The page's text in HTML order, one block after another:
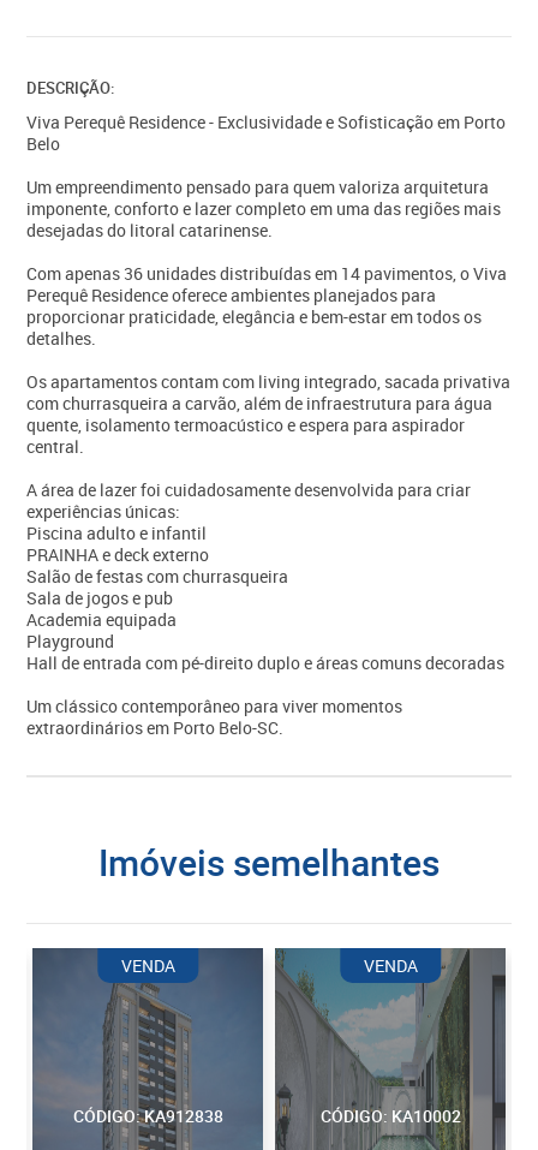
DESCRIÇÃO:
Viva Perequê Residence - Exclusividade e Sofisticação em Porto
Belo
Um empreendimento pensado para quem valoriza arquitetura
imponente, conforto e lazer completo em uma das regiões mais
desejadas do litoral catarinense.
Com apenas 36 unidades distribuídas em 14 pavimentos, o Viva
Perequê Residence oferece ambientes planejados para
proporcionar praticidade, elegância e bem-estar em todos os
detalhes.
Os apartamentos contam com living integrado, sacada privativa
com churrasqueira a carvão, além de infraestrutura para água
quente, isolamento termoacústico e espera para aspirador
central.
A área de lazer foi cuidadosamente desenvolvida para criar
experiências únicas:
Piscina adulto e infantil
PRAINHA e deck externo
Salão de festas com churrasqueira
Sala de jogos e pub
Academia equipada
Playground
Hall de entrada com pé-direito duplo e áreas comuns decoradas
Um clássico contemporâneo para viver momentos
extraordinários em Porto Belo-SC.
imóveis semelhantes
CÓDIGO: KA912838
VENDA
CÓDIGO: KA10002
VENDA